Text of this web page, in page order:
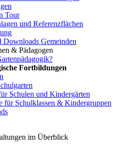
Tour
und Referenzflächen
Downloads Gemeinden
& Pädagogen
Fortbildungen
Schulen und Kindergärten
für Schulklassen & Kindergruppen
im Überblick